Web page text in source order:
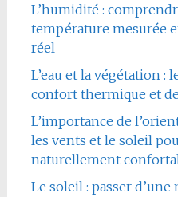
L’humidité :
température mesurée
réel
L’eau et la végétation :
confort thermique et
L’importance de
les vents et le soleil
naturellement
Le soleil : passer